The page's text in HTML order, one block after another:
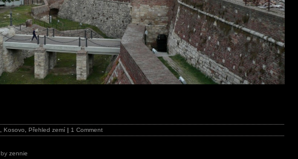
Kosovo Přehled zemí | 1 Comment
by zennie